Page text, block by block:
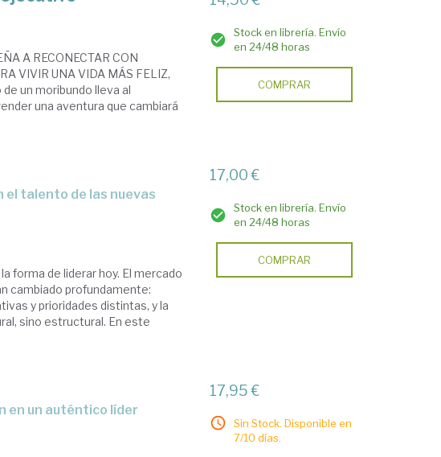
A RECONECTAR CON
VIVIR UNA VIDA MÁS FELIZ,
un moribundo lleva al
una aventura que cambiará
Stock en librería. Envío
en 24/48 horas
COMPRAR
forma de liderar hoy. El mercado
cambiado profundamente:
y prioridades distintas, y la
sino estructural. En este
17,00 €
Stock en librería. Envío
en 24/48 horas
COMPRAR
en un auténtico líder
17,95 €
Sin Stock. Disponible en
7/10 días.